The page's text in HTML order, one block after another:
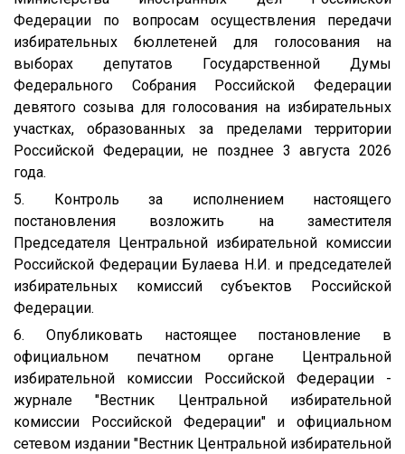
Федерации по вопросам осуществления передачи
избирательных бюллетеней для голосования на
выборах депутатов Государственной Думы
Федерального Собрания Российской Федерации
девятого созыва для голосования на избирательных
участках, образованных за пределами территории
Российской Федерации, не позднее 3 августа 2026
года.
5. Контроль за исполнением настоящего
постановления возложить на заместителя
Председателя Центральной избирательной комиссии
Российской Федерации Булаева Н.И. и председателей
избирательных комиссий субъектов Российской
Федерации.
6. Опубликовать настоящее постановление в
официальном печатном органе Центральной
избирательной комиссии Российской Федерации -
журнале "Вестник Центральной избирательной
комиссии Российской Федерации" и официальном
сетевом издании "Вестник Центральной избирательной